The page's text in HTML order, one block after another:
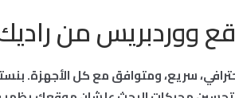
ووردبريس من
سريع، ومتوافق مع كل الأجهزة.